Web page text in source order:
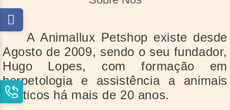
A Animallux Petshop existe desde
Agosto de 2009, sendo o seu fundador,
Hugo Lopes, com formação em
herpetologia e assistência a animais
exóticos há mais de 20 anos.